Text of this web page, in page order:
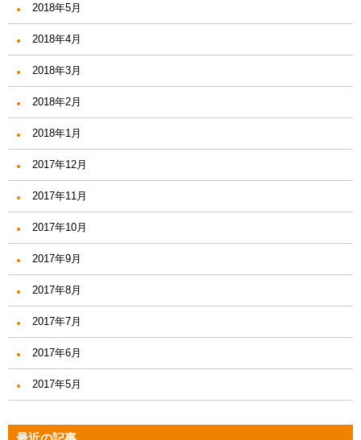
2018年5月
2018年4月
2018年3月
2018年2月
2018年1月
2017年12月
2017年11月
2017年10月
2017年9月
2017年8月
2017年7月
2017年6月
2017年5月